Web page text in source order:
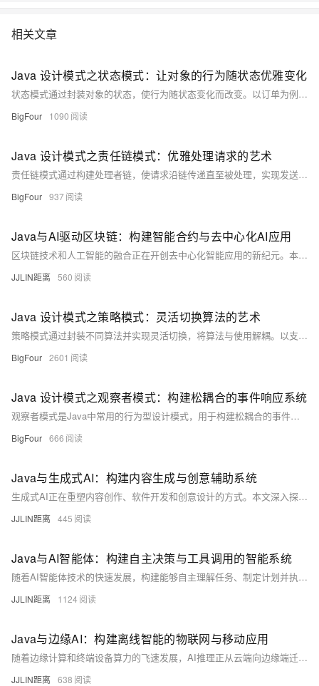
相关文章
Java 设计模式之状态模式：让对象的行为随状态优雅变化
状态模式通过封装对象的状态，使行为随状态变化而改变。以订单为例，将待支付、已支付等状态独立成类，消除冗长条件判断，提升代码可维护性与扩展性，适用于状态多、转换复杂的场景。
BigFour 1090
Java 设计模式之责任链模式：优雅处理请求的艺术
责任链模式通过构建处理者链，使请求沿链传递直至被处理，实现发送者与接收者的解耦。适用于审批流程、日志处理等多级处理场景，提升系统灵活性与可扩展性。
BigFour 937
Java与AI驱动区块链：构建智能合约与去中心化AI应用
区块链技术和人工智能的融合正在开创去中心化智能应用的新纪元。本文深入探讨如何使用Java构建AI驱动的区块链应用，涵盖智能合约开发、去中心化AI模型训练与推理、数据隐私保护以及通证经济激励等核心主题。我们将完整展示从区块链基础集成、智能合约编写、AI模型上链到去中心化应用（DApp）开发的全流程，为构建下一代可信、透明的智能去中心化系统提供完整技术方案。
JJLIN距离 560
Java 设计模式之策略模式：灵活切换算法的艺术
策略模式通过封装不同算法并实现灵活切换，将算法与使用解耦。以支付为例，微信、支付宝等支付方式作为独立策略，购物车根据选择调用对应支付逻辑，提升代码可维护性与扩展性，避免冗长条件判断，符合开闭原则。
BigFour 2601
Java 设计模式之观察者模式：构建松耦合的事件响应系统
观察者模式是Java中常用的行为型设计模式，用于构建松耦合的事件响应系统。当一个对象状态改变时，所有依赖它的观察者将自动收到通知并更新。该模式通过抽象耦合实现发布-订阅机制，广泛应用于GUI事件处理、消息通知、数据监控等场景，具有良好的可扩展性和维护性。
BigFour 666
Java与生成式AI：构建内容生成与创意辅助系统
生成式AI正在重塑内容创作、软件开发和创意设计的方式。本文深入探讨如何在Java生态中构建支持文本、图像、代码等多种生成任务的创意辅助系统。我们将完整展示集成大型生成模型（如GPT、Stable Diffusion）、处理生成任务队列、优化生成结果以及构建企业级生成式AI应用的全流程，为Java开发者提供构建下一代创意辅助系统的完整技术方案。
JJLIN距离 445
Java与AI智能体：构建自主决策与工具调用的智能系统
随着AI智能体技术的快速发展，构建能够自主理解任务、制定计划并执行复杂操作的智能系统已成为新的技术前沿。本文深入探讨如何在Java生态中构建具备工具调用、记忆管理和自主决策能力的AI智能体系统。我们将完整展示从智能体架构设计、工具生态系统、记忆机制到多智能体协作的全流程，为Java开发者提供构建下一代自主智能系统的完整技术方案。
JJLIN距离 1124
Java与边缘AI：构建离线智能的物联网与移动应用
随着边缘计算和终端设备算力的飞速发展，AI推理正从云端向边缘端迁移。本文深入探讨如何在资源受限的边缘设备上使用Java构建离线智能应用，涵盖从模型优化、推理加速到资源管理的全流程。我们将完整展示在Android设备、嵌入式系统和IoT网关中部署轻量级AI模型的技术方案，为构建真正实时、隐私安全的边缘智能应用提供完整实践指南。
JJLIN距离 638